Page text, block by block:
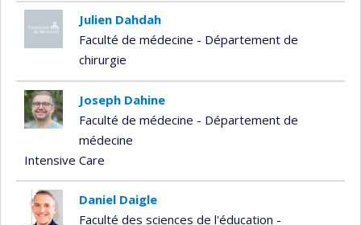
Julien Dahdah
Faculté de médecine - Département de
chirurgie
Joseph Dahine
Faculté de médecine - Département de
médecine
Intensive Care
Daniel Daigle
Faculté des sciences de l'éducation -